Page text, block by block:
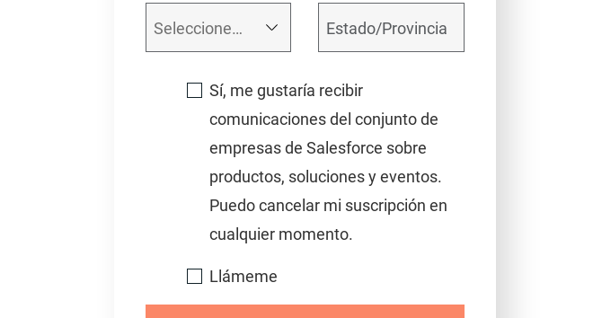
Sí, me gustaría recibir
comunicaciones del conjunto de
empresas de Salesforce sobre
productos, soluciones y eventos.
Puedo cancelar mi suscripción en
cualquier momento.
Llámeme